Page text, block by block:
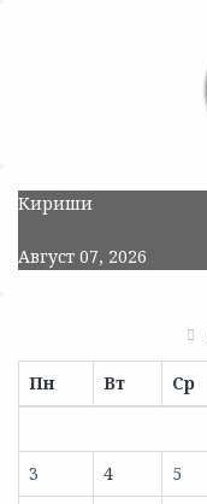
Кириши
Август 07, 2026
Пн Вт Ср
3
4 5